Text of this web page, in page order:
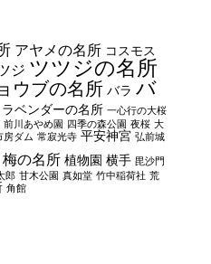
アヤメの名所 コスモス
ジ ツツジの名所
ウブの名所 バラ バ
ラベンダーの名所 一心行の大桜
前川あやめ園 四季の森公園 夜桜 大
房ダム 常寂光寺 平安神宮 弘前城
梅の名所 植物園 横手 毘沙門
郎 甘木公園 真如堂 竹中稲荷社 荒
角館